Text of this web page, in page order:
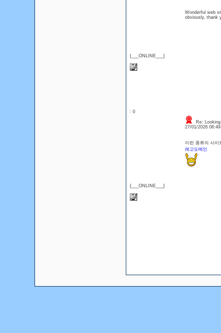
{___ONLINE___}
Wonderful web
obviously, thank
: 0
{___ONLINE___}
Re:
27/01/2026
이런 종류의 사이
레고도메인